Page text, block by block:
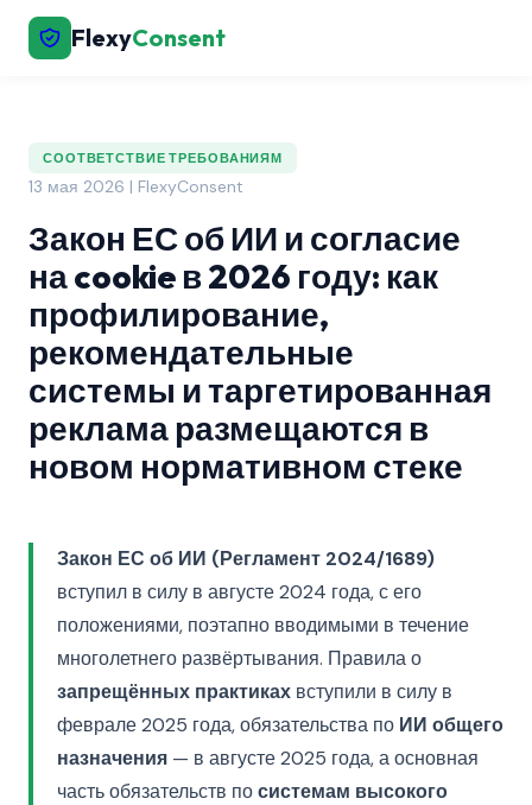
FlexyConsent
СООТВЕТСТВИЕ ТРЕБОВАНИЯМ
13 мая 2026 | FlexyConsent
Закон ЕС об ИИ и согласие
на cookie в 2026 году: как
профилирование,
рекомендательные
системы и таргетированная
реклама размещаются в
новом нормативном стеке
Закон ЕС об ИИ (Регламент 2024/1689)
вступил в силу в августе 2024 года, с его
положениями, поэтапно вводимыми в течение
многолетнего развёртывания. Правила о
запрещённых практиках вступили в силу в
феврале 2025 года, обязательства по ИИ общего
назначения — в августе 2025 года, а основная
часть обязательств посистемам высокого